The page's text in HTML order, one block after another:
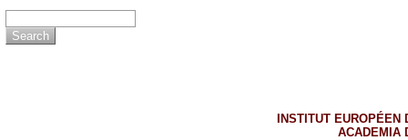
INSTITUT EUROPÉEN
ACADEMIA